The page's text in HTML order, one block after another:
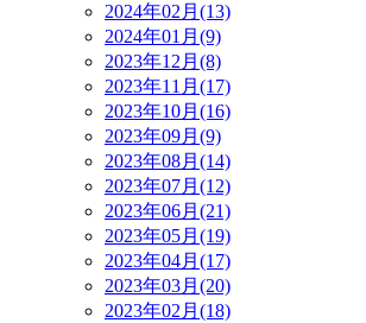
2024年02月(13)
2024年01月(9)
2023年12月(8)
2023年11月(17)
2023年10月(16)
2023年09月(9)
2023年08月(14)
2023年07月(12)
2023年06月(21)
2023年05月(19)
2023年04月(17)
2023年03月(20)
2023年02月(18)